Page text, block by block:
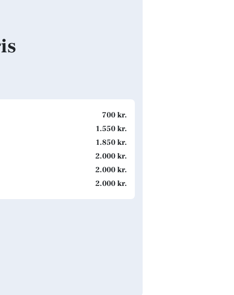
700 kr.
1.550 kr.
1.850 kr.
2.000 kr.
2.000 kr.
2.000 kr.